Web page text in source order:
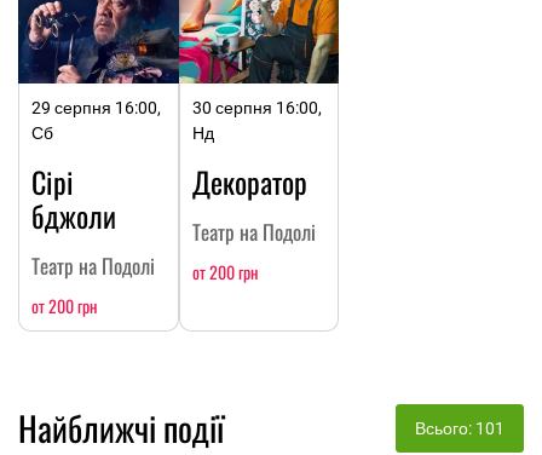
29 серпня 16:00,
Сб
Сірі
бджоли
Театр на Подолі
от 200 грн
30 серпня 16:00,
Нд
Декоратор
Театр на Подолі
от 200 грн
Найближчі події Всього: 101